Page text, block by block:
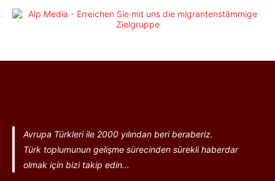
Avrupa Türkleri ile 2000 yılından beri beraberiz.
Türk toplumunun gelişme sürecinden sürekli haberdar
olmak için bizi takip edin...